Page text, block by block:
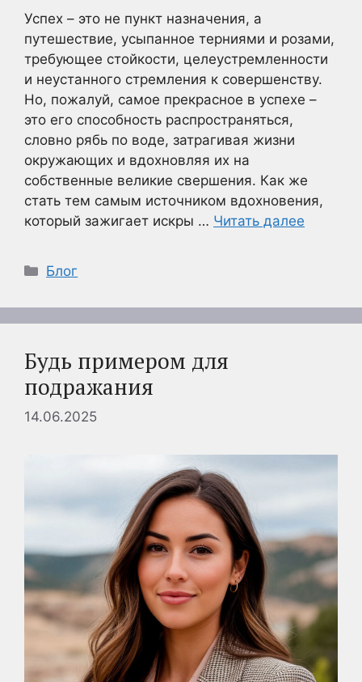
Успех – это не пункт назначения, а
путешествие, усыпанное терниями и розами,
требующее стойкости, целеустремленности
и неустанного стремления к совершенству.
Но, пожалуй, самое прекрасное в успехе –
это его способность распространяться,
словно рябь по воде, затрагивая жизни
окружающих и вдохновляя их на
собственные великие свершения. Как же
стать тем самым источником вдохновения,
который зажигает искры … Читать далее
Рубрики
Блог
Будь примером для
подражания
14.06.2025